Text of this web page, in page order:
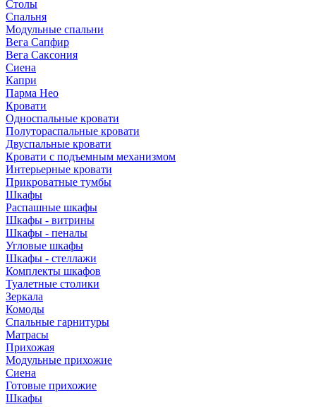
Столы
Спальня
Модульные спальни
Вега Сапфир
Вега Саксония
Сиена
Капри
Парма Нео
Кровати
Односпальные кровати
Полутораспальные кровати
Двуспальные кровати
Кровати с подъемным механизмом
Интерьерные кровати
Прикроватные тумбы
Шкафы
Распашные шкафы
Шкафы - витрины
Шкафы - пеналы
Угловые шкафы
Шкафы - стеллажи
Комплекты шкафов
Туалетные столики
Зеркала
Комоды
Спальные гарнитуры
Матрасы
Прихожая
Модульные прихожие
Сиена
Готовые прихожие
Шкафы